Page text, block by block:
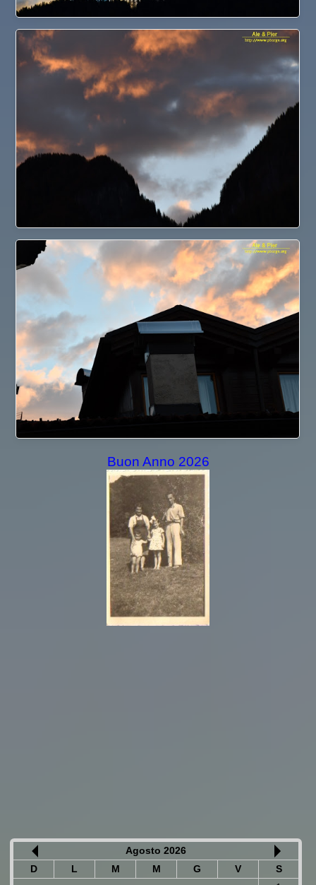
Buon Anno 2026
Agosto 2026
D
L M M G V
S